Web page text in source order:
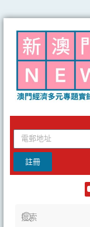
to
content
email
註冊